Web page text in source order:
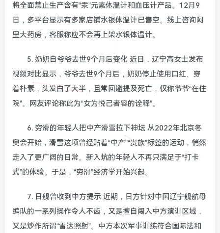
将全面禁止生产含有“汞”元素体温计和血压计产品。12月9
日，多平台显示有多家店铺水银体温计已售空。线上咨询阿
里大药房，客服称应不会再上架水银体温计。
5. 奶奶自爷爷去世9个月后变化 近日，辽宁高女士发布
视频对比显示，爷爷去世9个月后，奶奶停止使用口红、穿
着朴素，头发白了大半，且常回避提及死亡，仅称爷爷“在住
院”。网友评论称此为“女为悦己者容的诠释”。
6. 穷滑的年轻人把中产滑雪拉下神坛 从2022年北京冬
奥会开始，滑雪这项曾经贴着“中产”“贵族”标签的运动，悄然
走入了更广阔的日常。新入坑的年轻人不再只满足于“打卡
式”的体验。于是，“穷滑”经济学开始兴起。
7. 日舰曾收到中方提示 近期，日方针对中国辽宁舰航母
编队的一系列操作令人不齿，又是擅自闯入中方演训区域，
又是炒作所谓“雷达照射”。中方本次军事训练符合国际法和